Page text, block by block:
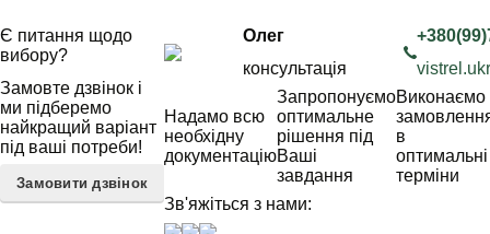
Є питання щодо
вибору?
Замовте дзвінок і
ми підберемо
найкращий варіант
під ваші потреби!
Замовити дзвінок
Олег
консультація
Надамо всю
необхідну
документацію
Запропонуємо
оптимальне
рішення під
Ваші
завдання
Виконаємо
в
оптимальні
терміни
Зв'яжіться з нами: